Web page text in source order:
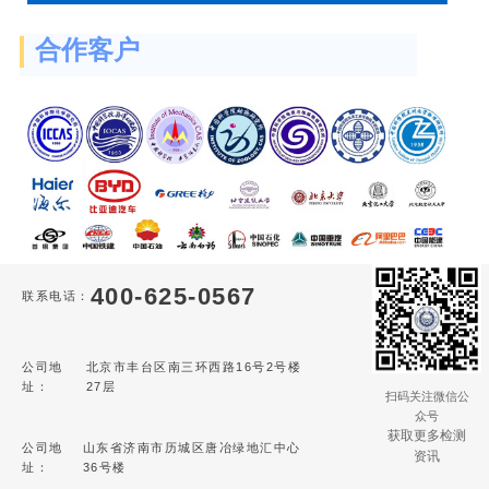
合作客户
联系电话： 400-625-0567
公司地
址：
北京市丰台区南三环西路16号2号楼
27层
公司地
址：
山东省济南市历城区唐冶绿地汇中心
36号楼
扫码关注微信公
众号
获取更多检测
资讯